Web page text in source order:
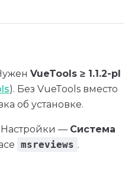
VueTools ≥ 1.1.2-pl
). Без VueTools вместо
об установке.
Настройки — Система
msreviews .